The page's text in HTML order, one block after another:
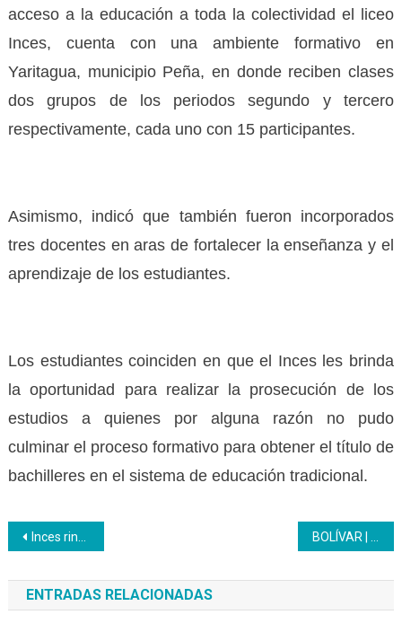
acceso a la educación a toda la colectividad el liceo
Inces, cuenta con una ambiente formativo en
Yaritagua, municipio Peña, en donde reciben clases
dos grupos de los periodos segundo y tercero
respectivamente, cada uno con 15 participantes.
Asimismo, indicó que también fueron incorporados
tres docentes en aras de fortalecer la enseñanza y el
aprendizaje de los estudiantes.
Los estudiantes coinciden en que el Inces les brinda
la oportunidad para realizar la prosecución de los
estudios a quienes por alguna razón no pudo
culminar el proceso formativo para obtener el título de
bachilleres en el sistema de educación tradicional.
Navegación
de
entradas
Inces rinde homenaje al Guerrillero Heroico
ENTRADAS RELACIONADAS